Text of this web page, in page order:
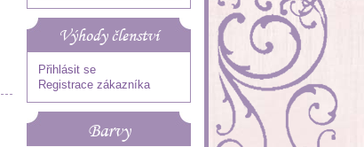
Výhody členství
Přihlásit se
Registrace zákazníka
Barvy